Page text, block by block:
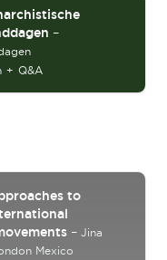
–
+ Q&A
to
– Jina
Mexico